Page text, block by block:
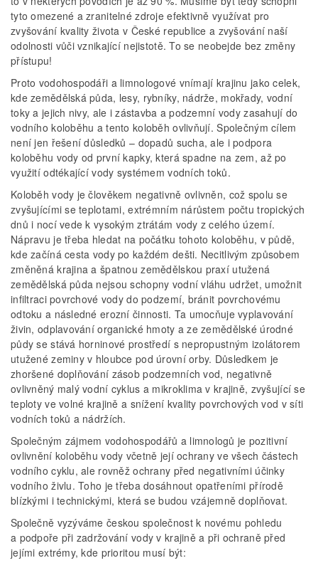
tyto omezené a zranitelné zdroje efektivně využívat pro
zvyšování kvality života v České republice a zvyšování naší
odolnosti vůči vznikající nejistotě. To se neobejde bez změny
přístupu!
Proto vodohospodáři a limnologové vnímají krajinu jako celek,
kde zemědělská půda, lesy, rybníky, nádrže, mokřady, vodní
toky a jejich nivy, ale i zástavba a podzemní vody zasahují do
vodního koloběhu a tento koloběh ovlivňují. Společným cílem
není jen řešení důsledků – dopadů sucha, ale i podpora
koloběhu vody od první kapky, která spadne na zem, až po
využití odtékající vody systémem vodních toků.
Koloběh vody je člověkem negativně ovlivněn, což spolu se
zvyšujícími se teplotami, extrémním nárůstem počtu tropických
dnů i nocí vede k vysokým ztrátám vody z celého území.
Nápravu je třeba hledat na počátku tohoto koloběhu, v půdě,
kde začíná cesta vody po každém dešti. Necitlivým způsobem
změněná krajina a špatnou zemědělskou praxí utužená
zemědělská půda nejsou schopny vodní vláhu udržet, umožnit
infiltraci povrchové vody do podzemí, bránit povrchovému
odtoku a následné erozní činnosti. Ta umocňuje vyplavování
živin, odplavování organické hmoty a ze zemědělské úrodné
půdy se stává horninové prostředí s nepropustným izolátorem
utužené zeminy v hloubce pod úrovní orby. Důsledkem je
zhoršené doplňování zásob podzemních vod, negativně
ovlivněný malý vodní cyklus a mikroklima v krajině, zvyšující se
teploty ve volné krajině a snížení kvality povrchových vod v síti
vodních toků a nádržích.
Společným zájmem vodohospodářů a limnologů je pozitivní
ovlivnění koloběhu vody včetně její ochrany ve všech částech
vodního cyklu, ale rovněž ochrany před negativními účinky
vodního živlu. Toho je třeba dosáhnout opatřeními přírodě
blízkými i technickými, která se budou vzájemně doplňovat.
Společně vyzýváme českou společnost k novému pohledu
a podpoře při zadržování vody v krajině a při ochraně před
jejími extrémy, kde prioritou musí být: